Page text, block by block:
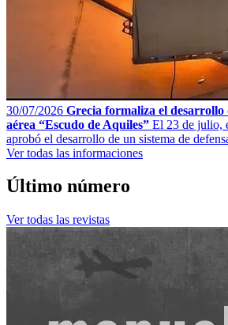
30/07/2026 Grecia formaliza el desarrollo
aérea “Escudo de Aquiles” El 23 de julio,
aprobó el desarrollo de un sistema de
Ver todas las informaciones
Último número
Ver todas las revistas